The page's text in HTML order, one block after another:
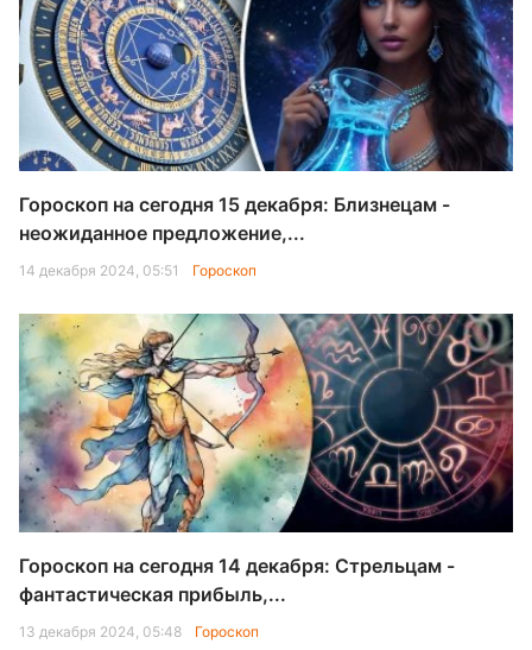
Гороскоп на сегодня 15 декабря: Близнецам -
неожиданное предложение,...
14 декабря 2024, 05:51 Гороскоп
Гороскоп на сегодня 14 декабря: Стрельцам -
фантастическая прибыль,...
13 декабря 2024, 05:48 Гороскоп